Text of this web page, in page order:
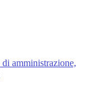
amministrazione,